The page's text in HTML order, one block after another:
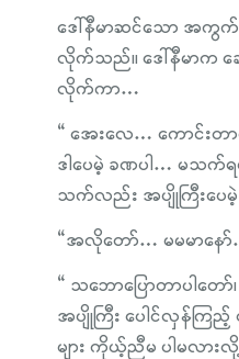
ဒေါ်နီမာဆင်သော အ
လိုက်သည်။ ဒေါ်နီမာက ခ
လိုက်ကာ…
“ အေးလေ… ကောင်းတာ
ဒါပေမဲ့ ခဏပါ… မသက်
သက်လည်း အပျိုကြီးပေ
“အလိုတော်… မမမာန
“ သဘောပြောတာပါတေ
အပျိုကြီး ပေါင်လှန်က
များ ကိုယ့်ညီမ ပါမလား